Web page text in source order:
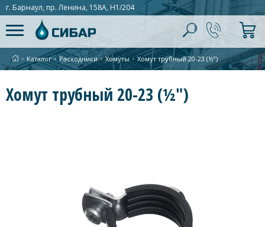
г. Барнаул, пр. Ленина, 158А, Н1/204
∙ Каталог ∙Расходники ∙Хомуты ∙Хомут трубный 20-23 (½")
Хомут трубный 20-23 (½")